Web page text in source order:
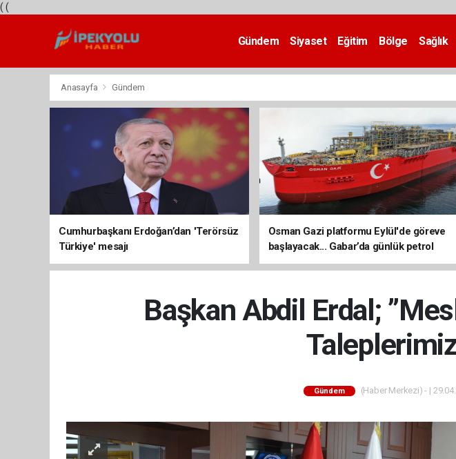
( (
Gündem Siyaset Eğitim Bölge Sağlık
Anasayfa Gündem
Cumhurbaşkanı Erdoğan’dan 'Terörsüz
Türkiye' mesajı
Osman Gazi platformu Eylül'de göreve
başlayacak... Gabar’da günlük petrol
üretimi 83 bin 200 varile ulaştı
Başkan Abdil Erdal;
Gündem (Haber Merkezi) - |